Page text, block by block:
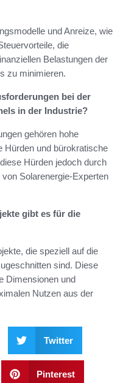
und Anreize, wie
die
Belastungen der
zu minimieren.
bei der
in der Industrie?
gehören hohe
Hürden und bürokratische
Hürden jedoch durch
Solarenergie-Experten
gibt es für die
die speziell auf die
sind. Diese
Dimensionen und
Nutzen aus der
Twitter
Pinterest